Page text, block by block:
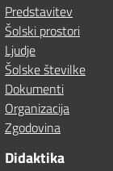
Predstavitev
Šolski prostori
Ljudje
Šolske številke
Dokumenti
Organizacija
Zgodovina
Didaktika